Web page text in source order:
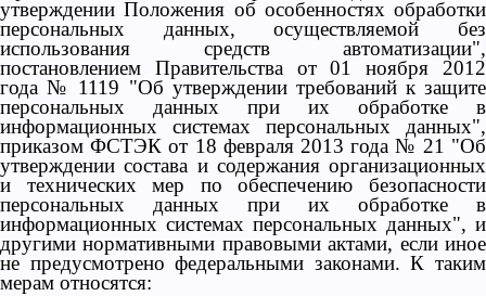
утверждении Положения об особенностях обработки
персональных данных, осуществляемой без
использования средств автоматизации",
постановлением Правительства от 01 ноября 2012
года № 1119 "Об утверждении требований к защите
персональных данных при их обработке в
информационных системах персональных данных",
приказом ФСТЭК от 18 февраля 2013 года № 21 "Об
утверждении состава и содержания организационных
и технических мер по обеспечению безопасности
персональных данных при их обработке в
информационных системах персональных данных", и
другими нормативными правовыми актами, если иное
не предусмотрено федеральными законами. К таким
мерам относятся: